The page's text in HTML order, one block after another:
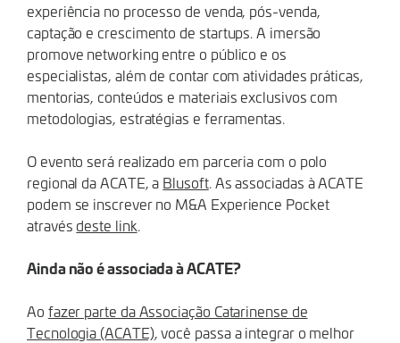
experiência no processo de venda, pós-venda,
captação e crescimento de startups. A imersão
promove networking entre o público e os
especialistas, além de contar com atividades práticas,
mentorias, conteúdos e materiais exclusivos com
metodologias, estratégias e ferramentas.
O evento será realizado em parceria com o polo
regional da ACATE, a Blusoft. As associadas à ACATE
podem se inscrever no M&A Experience Pocket
através deste link.
Ainda não é associada à ACATE?
Ao fazer parte da Associação Catarinense de
Tecnologia (ACATE), você passa a integrar o melhor